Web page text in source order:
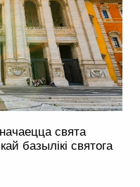
свята
базылікі святога